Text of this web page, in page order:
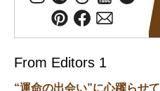
From Editors 1
“運命の出会い”に心躍らせて